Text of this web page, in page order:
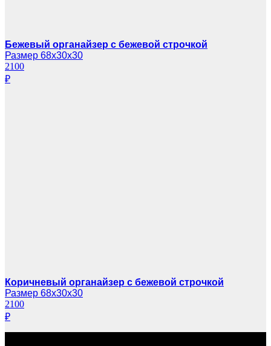
Бежевый органайзер с бежевой строчкой
Размер 68х30х30
2100
₽
Коричневый органайзер с бежевой строчкой
Размер 68х30х30
2100
₽